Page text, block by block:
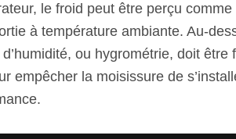
le froid peut être perçu comme
à température ambiante. Au-
ou hygrométrie, doit être
empêcher la moisissure de